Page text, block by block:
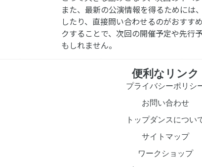
また、最新の公演情報を得るためには
したり、直接問い合わせるのがおすす
クすることで、次回の開催予定や先行
もしれません。
便利なリンク
プライバシーポリシ
お問い合わせ
トップダンスについ
サイトマップ
ワークショップ